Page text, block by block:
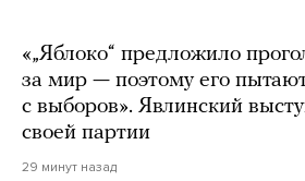
«„Яблоко“ предложило
за мир — поэтому его
с выборов». Явлинский
своей партии
29 минут назад